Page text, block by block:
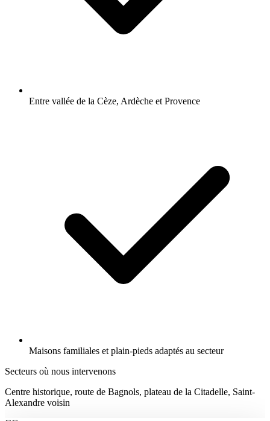
Entre vallée de la Cèze, Ardèche et Provence
Maisons familiales et plain-pieds adaptés au secteur
Secteurs où nous intervenons
Centre historique, route de Bagnols, plateau de la Citadelle, Saint-
Alexandre voisin